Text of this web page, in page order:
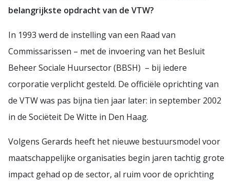
belangrijkste opdracht van de VTW?
In 1993 werd de instelling van een Raad van
Commissarissen – met de invoering van het Besluit
Beheer Sociale Huursector (BBSH) – bij iedere
corporatie verplicht gesteld. De officiële oprichting van
de VTW was pas bijna tien jaar later: in september 2002
in de Sociëteit De Witte in Den Haag.
Volgens Gerards heeft het nieuwe bestuursmodel voor
maatschappelijke organisaties begin jaren tachtig grote
impact gehad op de sector, al ruim voor de oprichting